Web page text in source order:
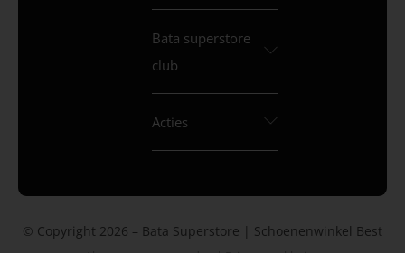
Bata superstore
club
Acties
© Copyright 2026 – Bata Superstore | Schoenenwinkel Best